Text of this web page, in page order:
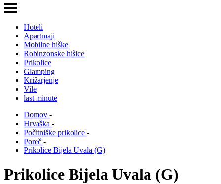
Hoteli
Apartmaji
Mobilne hiške
Robinzonske hišice
Prikolice
Glamping
Križarjenje
Vile
last minute
Domov -
Hrvaška -
Počitniške prikolice -
Poreč -
Prikolice Bijela Uvala (G)
Prikolice Bijela Uvala (G)